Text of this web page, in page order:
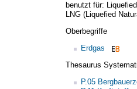
benutzt für:
LNG (Liquefied
Oberbegriffe
Erdgas
Thesaurus
P.05